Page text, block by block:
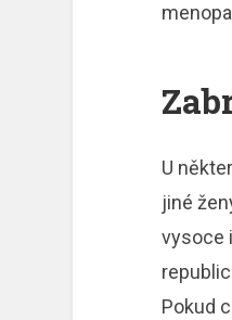
U
jiné
vysoce
Pokud